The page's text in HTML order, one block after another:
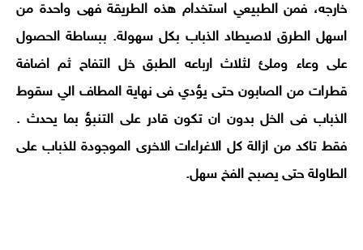
خارجه، فمن الطبيعي استخدام هذه الطريقة فهى واحدة من
اسهل الطرق لاصيطاد الذباب بكل سهولة. ببساطة الحصول
على وعاء وملئ لثلاث ارباعه الطبق خل التفاح ثم اضافة
قطرات من الصابون حتى يؤدي فى نهاية المطاف الي سقوط
الذباب فى الخل بدون ان تكون قادر على التنبؤ بما يحدث .
فقط تاكد من ازالة كل الاغراءات الاخرى الموجودة للذباب على
الطاولة حتى يصبح الفخ سهل.